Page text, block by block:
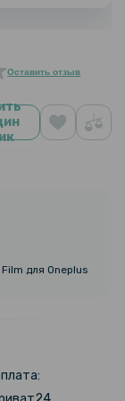
Оставить отзыв
для Oneplus